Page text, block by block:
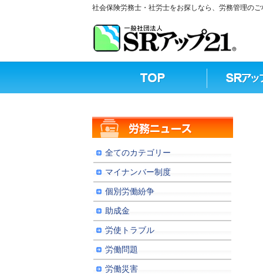
社会保険労務士・社労士をお探しなら、労務管理の
全てのカテゴリー
マイナンバー制度
個別労働紛争
助成金
労使トラブル
労働問題
労働災害